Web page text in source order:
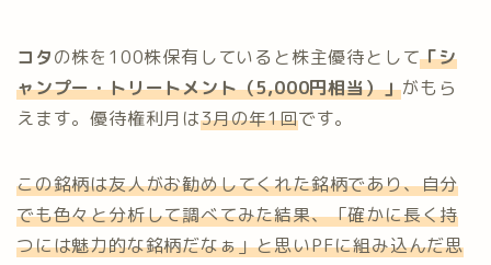
コタの株を100株保有していると株主優待として「シ
ャンプー・トリートメント（5,000円相当）」がもら
えます。優待権利月は3月の年1回です。
この銘柄は友人がお勧めしてくれた銘柄であり、自分
でも色々と分析して調べてみた結果、「確かに長く持
つには魅力的な銘柄だなぁ」と思いPFに組み込んだ思